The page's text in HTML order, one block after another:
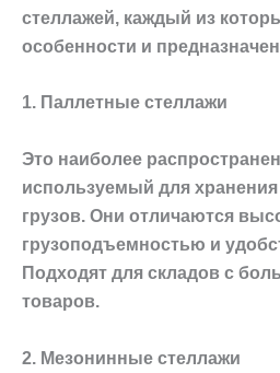
стеллажей, каждый из
особенности и
1. Паллетные стеллажи
Это наиболее
используемый для
грузов. Они отличаются
грузоподъемностью и
Подходят для складов с
товаров.
2. Мезонинные стеллажи